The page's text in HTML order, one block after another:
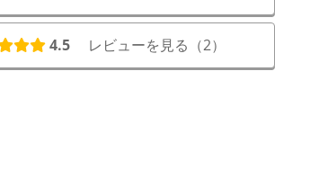
4.5 レビューを見る（2）